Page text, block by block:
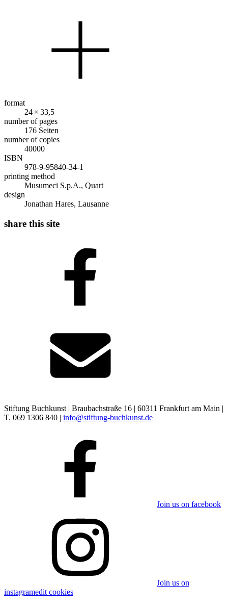
format
24 × 33,5
number of pages
176 Seiten
number of copies
40000
ISBN
978-9-95840-34-1
printing method
Musumeci S.p.A., Quart
design
Jonathan Hares, Lausanne
share this site
Stiftung Buchkunst | Braubachstraße 16 | 60311 Frankfurt am Main |
T. 069 1306 840 | info@stiftung-buchkunst.de
Join us on facebook
Join us on
instagramedit cookies